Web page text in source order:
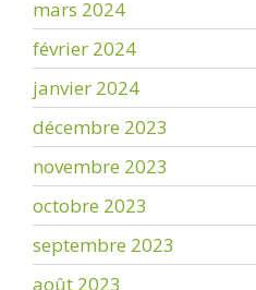
mars 2024
février 2024
janvier 2024
décembre 2023
novembre 2023
octobre 2023
septembre 2023
août 2023